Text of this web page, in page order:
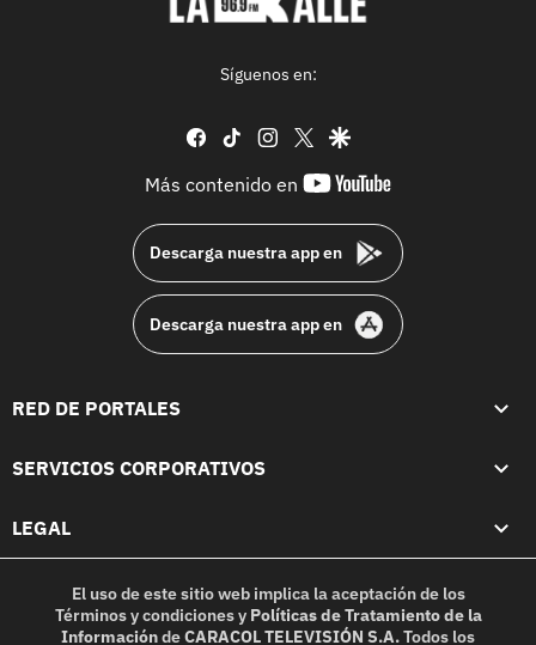
Síguenos en:
facebook
tiktok instagram
twittergoogle
Más contenido en
youtube-
Descarga nuestra app en
Descarga nuestra app en
RED DE PORTALES
SERVICIOS CORPORATIVOS
LEGAL
El uso de este sitio web implica la aceptación de los
Términos y condicionesy Políticas de Tratamiento de la
InformacióndeCARACOL TELEVISIÓN S.A.Todos los